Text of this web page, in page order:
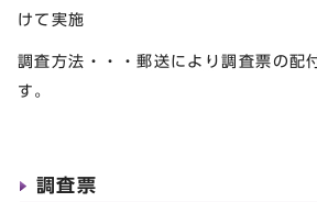
けて実施
調査方法・・・郵送により調査票の配
す。
調査票